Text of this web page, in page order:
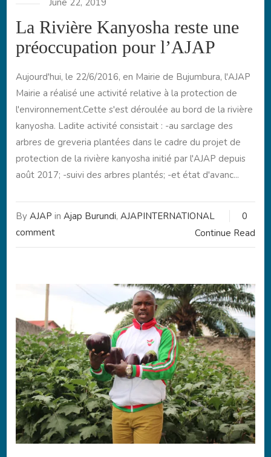
June 22, 2019
La Rivière Kanyosha reste une
préoccupation pour l’AJAP
Aujourd'hui, le 22/6/2016, en Mairie de Bujumbura, l'AJAP
Mairie a réalisé une activité relative à la protection de
l'environnement.Cette s'est déroulée au bord de la rivière
kanyosha. Ladite activité consistait : -au sarclage des
arbres de greveria plantées dans le cadre du projet de
protection de la rivière kanyosha initié par l'AJAP depuis
août 2017; -suivi des arbres plantés; -et état d'avanc...
Continue Read
By AJAP in Ajap Burundi,AJAPINTERNATIONAL
0
comment